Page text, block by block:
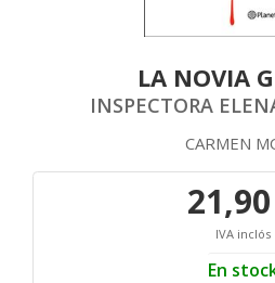
LA NOVIA
INSPECTORA
CARMEN
IVA inclós
En